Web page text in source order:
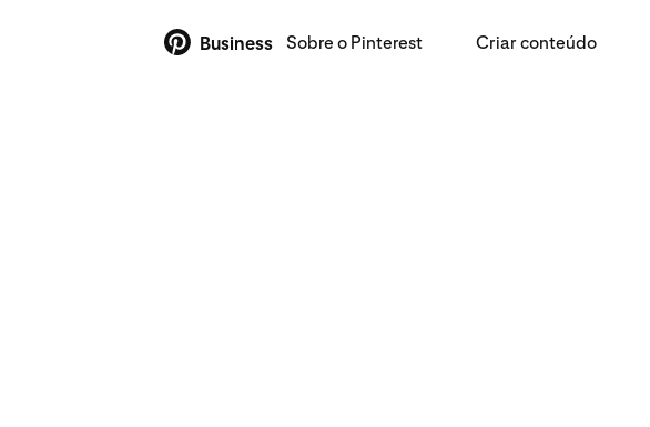
Business Sobre o Pinterest Criar conteúdo